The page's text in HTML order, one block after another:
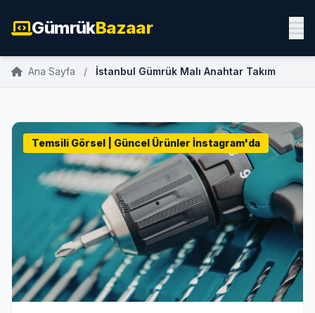
GümrükBazaar
Ana Sayfa / İstanbul Gümrük Malı Anahtar Takım
Temsili Görsel | Güncel Ürünler İnstagram'da